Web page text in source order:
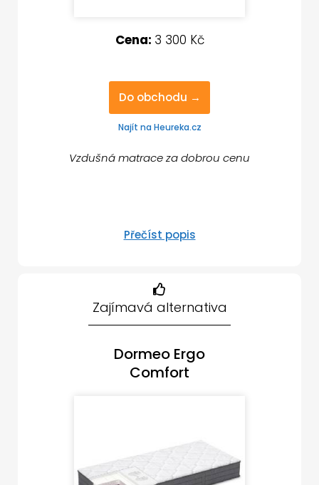
Cena: 3 300 Kč
Do obchodu →
Najít na Heureka.cz
Vzdušná matrace za dobrou cenu
Přečíst popis
Zajímavá alternativa
Dormeo Ergo
Comfort